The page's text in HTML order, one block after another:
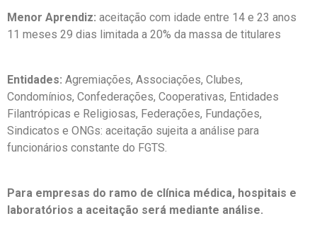
Menor Aprendiz: aceitação com idade entre 14 e 23 anos
11 meses 29 dias limitada a 20% da massa de titulares
Entidades: Agremiações, Associações, Clubes,
Condomínios, Confederações, Cooperativas, Entidades
Filantrópicas e Religiosas, Federações, Fundações,
Sindicatos e ONGs: aceitação sujeita a análise para
funcionários constante do FGTS.
Para empresas do ramo de clínica médica, hospitais e
laboratórios a aceitação será mediante análise.